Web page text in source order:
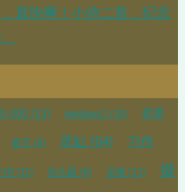
真快啊！小诗二首，纪念
300 (13) windows7 (10) 老婆
春节 (9) 草缸 (64) 习作
(11) 幼儿园 (8) 尼康 (11)
摄